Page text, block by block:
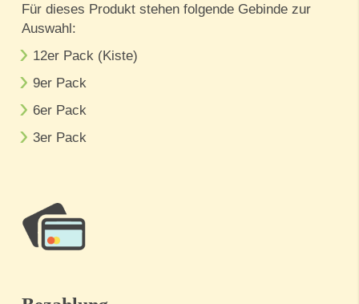
Für dieses Produkt stehen folgende Gebinde zur
Auswahl:
12er Pack (Kiste)
9er Pack
6er Pack
3er Pack